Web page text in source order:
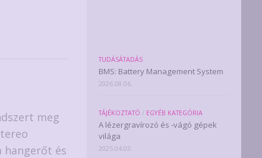
meg
hangerőt és
TUDÁSÁTADÁS
BMS: Battery Management System
2026.08.06.
TÁJÉKOZTATÓ / EGYÉB KATEGÓRIA
A lézergravírozó és -vágó gépek
világa
2025.04.03.